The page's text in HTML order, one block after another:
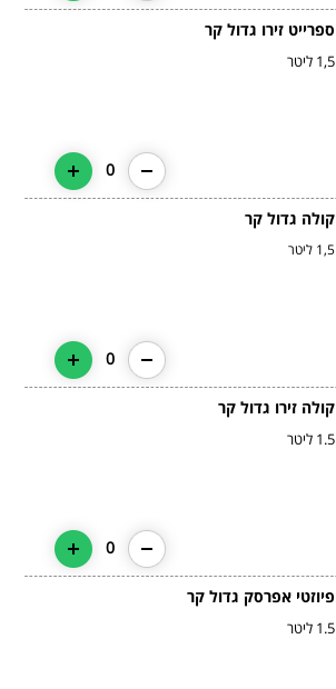
ספרייט זירו גדול קר
1,5 ליטר
0
קולה גדול קר
1,5 ליטר
0
קולה זירו גדול קר
1.5 ליטר
0
פיוזטי אפרסק גדול קר
1.5 ליטר